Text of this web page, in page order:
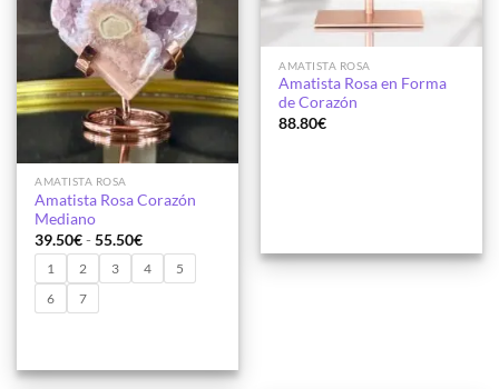
AMATISTA ROSA
Amatista Rosa Corazón
Mediano
39.50€- 55.50€Rango
de
precios:
desde
1 2 3 4
5
6
7
AMATISTA ROSA
Amatista Rosa en Forma
de Corazón
88.80€